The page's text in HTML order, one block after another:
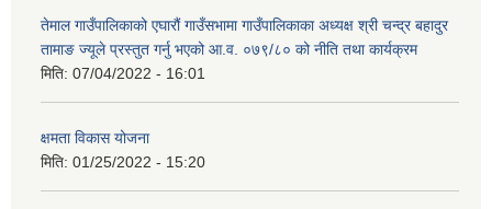
तेमाल गाउँपालिकाको एघारौं गाउँसभामा गाउँपालिकाका अध्यक्ष श्री चन्द्र बहादुर
तामाङ ज्यूले प्रस्तुत गर्नु भएको आ.व. ०७९/८० को नीति तथा कार्यक्रम
मिति: 07/04/2022 - 16:01
क्षमता विकास योजना
मिति: 01/25/2022 - 15:20